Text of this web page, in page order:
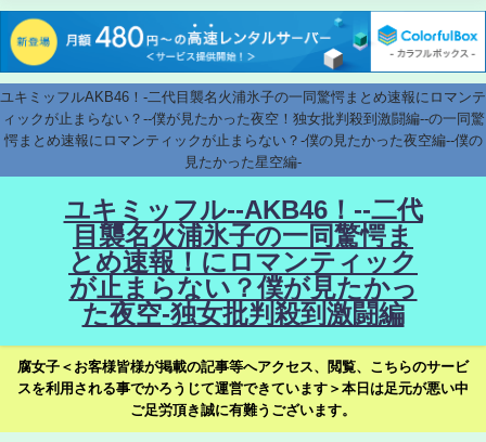
ユキミッフルAKB46！-二代目襲名火浦氷子の一同驚愕まとめ速報にロマンテ
ィックが止まらない？--僕が見たかった夜空！独女批判殺到激闘編--の一同驚
愕まとめ速報にロマンティックが止まらない？-僕の見たかった夜空編--僕の
見たかった星空編-
ユキミッフル--AKB46！--二代
目襲名火浦氷子の一同驚愕ま
とめ速報！にロマンティック
が止まらない？僕が見たかっ
た夜空-独女批判殺到激闘編
腐女子＜お客様皆様が掲載の記事等へアクセス、閲覧、こちらのサービ
スを利用される事でかろうじて運営できています＞本日は足元が悪い中
ご足労頂き誠に有難うございます。